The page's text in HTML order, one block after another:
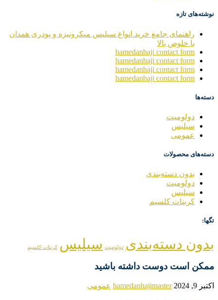
نوشته‌های تازه
راهنمای جامع خرید انواع سیلیس میکرونیزه و پودری همدان
با خلوص بالا
hamedanhaji contact form
hamedanhaji contact form
hamedanhaji contact form
hamedanhaji contact form
دسته‌ها
دولومیت
سیلیس
عمومی
دسته‌های محصولات
بدون دسته‌بندی
دولومیت
سیلیس
کربنات کلسیم
تگها:
بدون دسته‌بندی دولومیت سیلیس کربنات کلسیم
ممکن است دوست داشته باشید
اکتبر 9, 2024 hamedanhajimaster عمومی